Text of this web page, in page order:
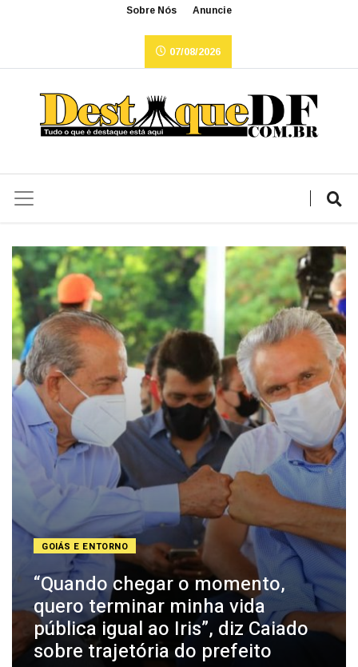
Sobre Nós Anuncie
07/08/2026
GOIÁS E ENTORNO
“Quando chegar o momento,
quero terminar minha vida
pública igual ao Iris”, diz Caiado
sobre trajetória do prefeito